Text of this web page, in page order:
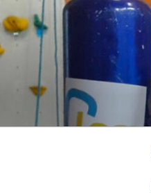
au
contenu
principal